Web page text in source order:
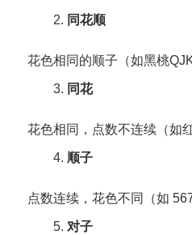
2. 同花顺
花色相同的顺子（如黑桃QJK
3. 同花
花色相同，点数不连续（如
4. 顺子
点数连续，花色不同（如 567
5. 对子